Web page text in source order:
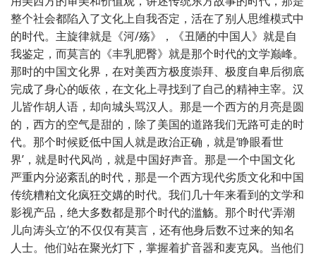
整个社会都陷入了文化上自我否定，活在了别人思维模式中
的时代。主旋律就是《河/殇》，《丑陋的中国人》就是自
我鉴定，而莫言的《丰乳肥臀》就是那个时代的文学巅峰。
那时的中国文化界，在对美西方极度崇拜、极度自卑后彻底
完成了身心的皈依，在文化上寻找到了自己的精神主宰。汉
儿皆作胡人语，却向城头骂汉人。那是一个西方的月亮是圆
的，西方的空气是甜的，除了美国的道路我们无路可走的时
代。那个时候贬低中国人就是政治正确，就是‘睁眼看世
界’，就是时代风尚，就是中国好声音。那是一个中国文化
严重内分泌紊乱的时代，那是一个西方现代劣质文化和中国
传统糟粕文化疯狂交媾的时代。我们几十年来看到的文学和
影视产品，绝大多数都是那个时代的滥觞。那个时代‘弄潮
儿向涛头立’的不仅仅有莫言，还有他身后数不过来的知名
人士。他们站在聚光灯下，掌握着扩音器和麦克风。当他们